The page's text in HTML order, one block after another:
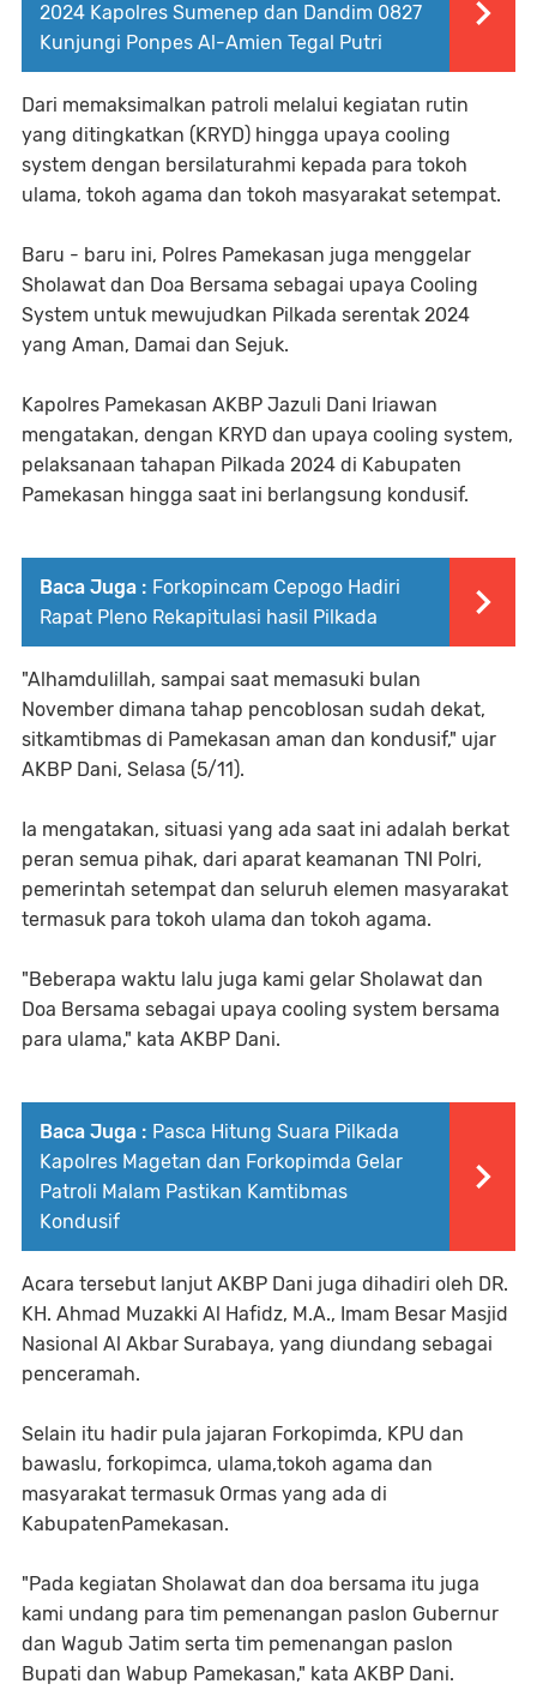
2024 Kapolres Sumenep dan Dandim 0827
Kunjungi Ponpes Al-Amien Tegal Putri
Dari memaksimalkan patroli melalui kegiatan rutin
yang ditingkatkan (KRYD) hingga upaya cooling
system dengan bersilaturahmi kepada para tokoh
ulama, tokoh agama dan tokoh masyarakat setempat.
Baru - baru ini, Polres Pamekasan juga menggelar
Sholawat dan Doa Bersama sebagai upaya Cooling
System untuk mewujudkan Pilkada serentak 2024
yang Aman, Damai dan Sejuk.
Kapolres Pamekasan AKBP Jazuli Dani Iriawan
mengatakan, dengan KRYD dan upaya cooling system,
pelaksanaan tahapan Pilkada 2024 di Kabupaten
Pamekasan hingga saat ini berlangsung kondusif.
Baca Juga : Forkopincam Cepogo Hadiri
Rapat Pleno Rekapitulasi hasil Pilkada
"Alhamdulillah, sampai saat memasuki bulan
November dimana tahap pencoblosan sudah dekat,
sitkamtibmas di Pamekasan aman dan kondusif," ujar
AKBP Dani, Selasa (5/11).
Ia mengatakan, situasi yang ada saat ini adalah berkat
peran semua pihak, dari aparat keamanan TNI Polri,
pemerintah setempat dan seluruh elemen masyarakat
termasuk para tokoh ulama dan tokoh agama.
"Beberapa waktu lalu juga kami gelar Sholawat dan
Doa Bersama sebagai upaya cooling system bersama
para ulama," kata AKBP Dani.
Baca Juga : Pasca Hitung Suara Pilkada
Kapolres Magetan dan Forkopimda Gelar
Patroli Malam Pastikan Kamtibmas
Kondusif
Acara tersebut lanjut AKBP Dani juga dihadiri oleh DR.
KH. Ahmad Muzakki Al Hafidz, M.A., Imam Besar Masjid
Nasional Al Akbar Surabaya, yang diundang sebagai
penceramah.
Selain itu hadir pula jajaran Forkopimda, KPU dan
bawaslu, forkopimca, ulama,tokoh agama dan
masyarakat termasuk Ormas yang ada di
KabupatenPamekasan.
"Pada kegiatan Sholawat dan doa bersama itu juga
kami undang para tim pemenangan paslon Gubernur
dan Wagub Jatim serta tim pemenangan paslon
Bupati dan Wabup Pamekasan," kata AKBP Dani.